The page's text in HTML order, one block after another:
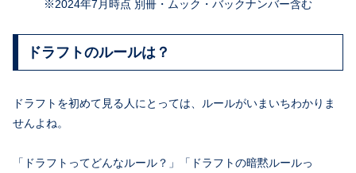
※2024年7月時点 別冊・ムック・バックナンバー含む
ドラフトのルールは？
ドラフトを初めて見る人にとっては、ルールがいまいちわかりま
せんよね。
「ドラフトってどんなルール？」「ドラフトの暗黙ルールっ